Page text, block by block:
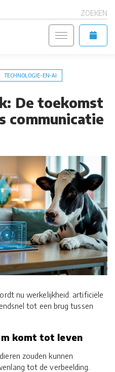
ZOEKEN
TECHNOLOGIE-EN-AI
De toekomst
communicatie
nu werkelijkheid: artificiële
tot een brug tussen
komt tot leven
zouden kunnen
tot de verbeelding.